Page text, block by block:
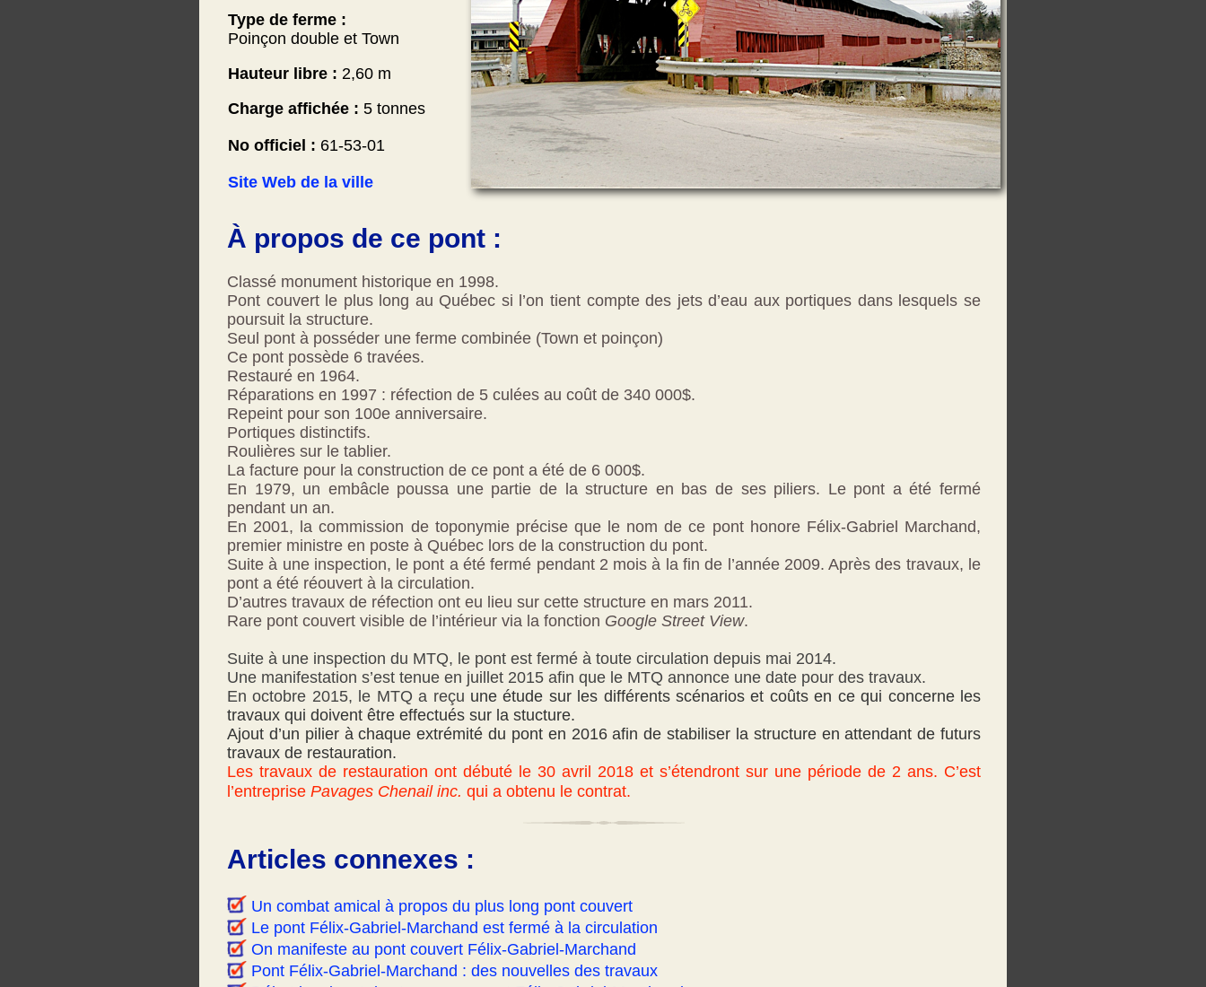
À propos de ce pont :
Classé monument historique en 1998.
Pont couvert le plus long au Québec si l’on tient compte des jets d’eau aux portiques dans lesquels se
poursuit la structure.
Seul pont à posséder une ferme combinée (Town et poinçon)
Ce pont possède 6 travées.
Restauré en 1964.
Réparations en 1997 : réfection de 5 culées au coût de 340 000$.
Repeint pour son 100e anniversaire.
Portiques distinctifs.
Roulières sur le tablier.
La facture pour la construction de ce pont a été de 6 000$.
En 1979, un embâcle poussa une partie de la structure en bas de ses piliers. Le pont a été fermé
pendant un an.
En 2001, la commission de toponymie précise que le nom de ce pont honore Félix-Gabriel Marchand,
premier ministre en poste à Québec lors de la construction du pont.
Suite à une inspection, le pont a été fermé pendant 2 mois à la fin de l’année 2009. Après des travaux, le
pont a été réouvert à la circulation.
D’autres travaux de réfection ont eu lieu sur cette structure en mars 2011.
Rare pont couvert visible de l’intérieur via la fonction Google Street View.
Suite à une inspection du MTQ, le pont est fermé à toute circulation depuis mai 2014.
Une manifestation s’est tenue en juillet 2015 afin que le MTQ annonce une date pour des travaux.
En octobre 2015, le MTQ a reçu une étude sur les différents scénarios et coûts en ce qui concerne les
travaux qui doivent être effectués sur la stucture.
Ajout d’un pilier à chaque extrémité du pont en 2016 afin de stabiliser la structure en attendant de futurs
travaux de restauration.
Les travaux de restauration ont débuté le 30 avril 2018 et s’étendront sur une période de 2 ans. C’est
l’entreprise Pavages Chenail inc. qui a obtenu le contrat.
Articles connexes :
Un combat amical à propos du plus long pont couvert
Le pont Félix-Gabriel-Marchand est fermé à la circulation
On manifeste au pont couvert Félix-Gabriel-Marchand
Pont Félix-Gabriel-Marchand : des nouvelles des travaux
Type de ferme :
Poinçon double et Town
Hauteur libre : 2,60 m
Charge affichée : 5 tonnes
No officiel : 61-53-01
Site Web de la ville